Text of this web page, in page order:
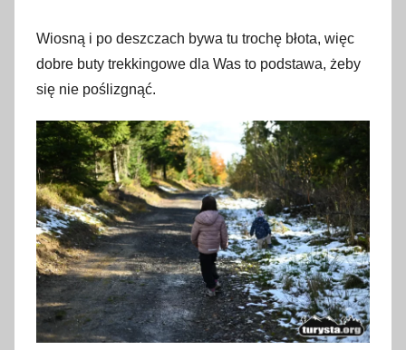
Wiosną i po deszczach bywa tu trochę błota, więc
dobre buty trekkingowe dla Was to podstawa, żeby
się nie poślizgnąć.